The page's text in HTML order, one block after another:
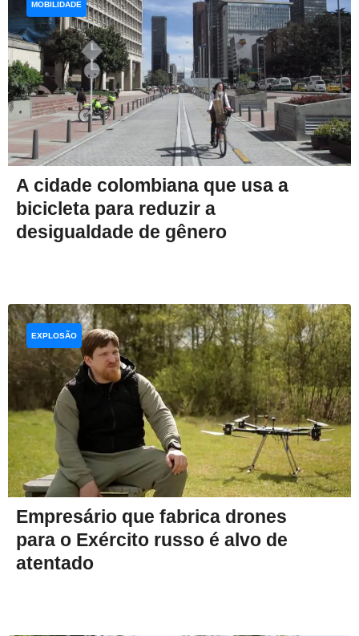
A cidade colombiana que usa a
bicicleta para reduzir a
desigualdade de gênero
MOBILIDADE
Empresário que fabrica drones
para o Exército russo é alvo de
atentado
EXPLOSÃO